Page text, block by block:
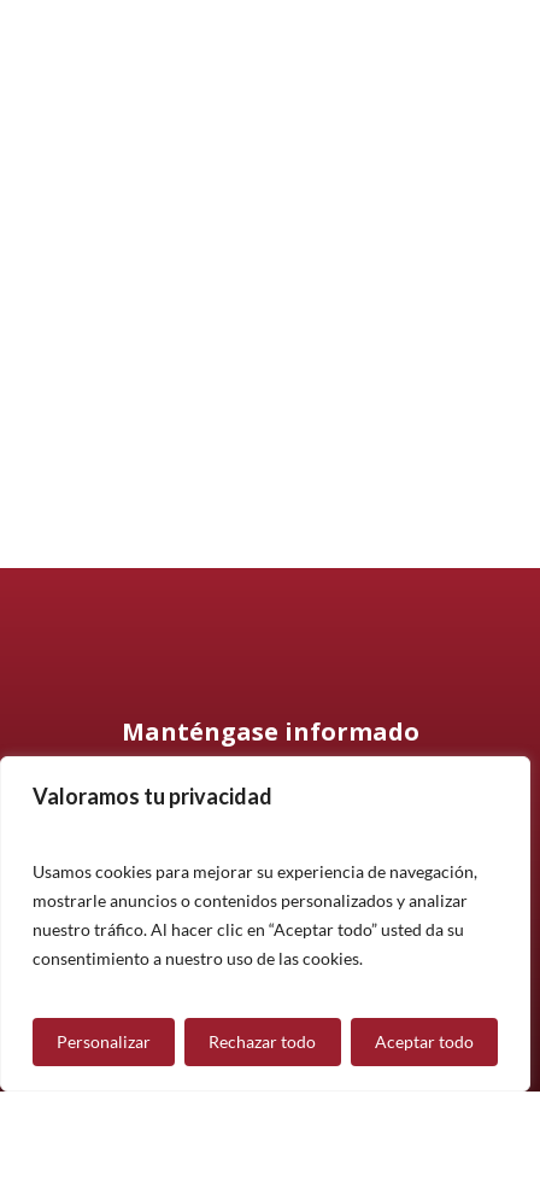
Valoramos tu privacidad
Usamos cookies para mejorar su experiencia de navegación,
mostrarle anuncios o contenidos personalizados y analizar
nuestro tráfico. Al hacer clic en “Aceptar todo” usted da su
consentimiento a nuestro uso de las cookies.
Personalizar Rechazar todo Aceptar todo
Manténgase informado
Suscríbase a nuestro boletín informativo y manténgase
noticias.
Suscríbete
¿Tiene alguna pregunta?
Contáctanos